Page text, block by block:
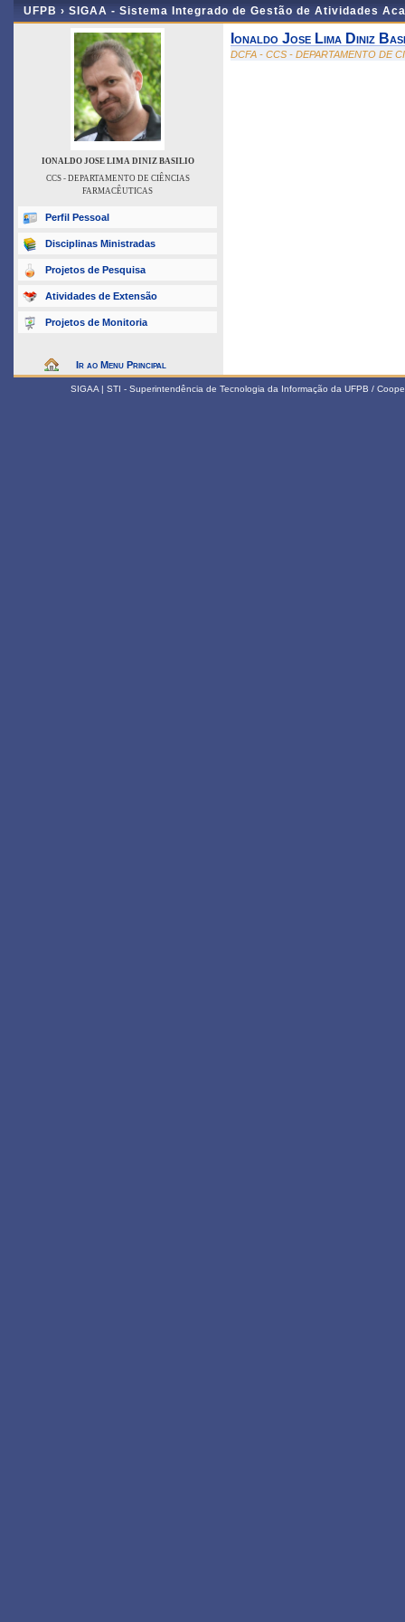
UFPB › SIGAA - Sistema Integrado de Gestão de Atividades
IONALDO JOSE LIMA DINIZ BASILIO
CCS - DEPARTAMENTO DE CIÊNCIAS
FARMACÊUTICAS
Perfil Pessoal
Disciplinas Ministradas
Projetos de Pesquisa
Atividades de Extensão
Projetos de Monitoria
Ir ao Menu Principal
Ionaldo Jose Lima Diniz
DCFA - CCS - DEPARTAMENTO DE
SIGAA | STI - Superintendência de Tecnologia da Informação da UFPB /